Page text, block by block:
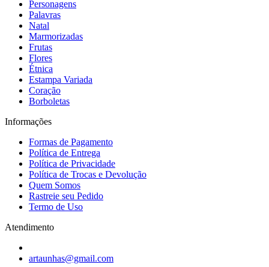
Personagens
Palavras
Natal
Marmorizadas
Frutas
Flores
Étnica
Estampa Variada
Coração
Borboletas
Informações
Formas de Pagamento
Política de Entrega
Política de Privacidade
Política de Trocas e Devolução
Quem Somos
Rastreie seu Pedido
Termo de Uso
Atendimento
artaunhas@gmail.com